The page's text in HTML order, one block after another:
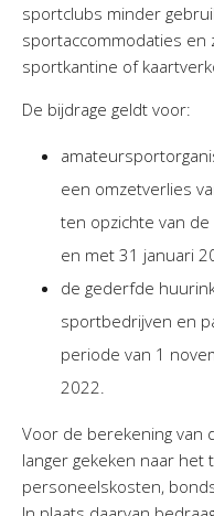
sportclubs minder
sportaccommodaties en
sportkantine of
De bijdrage geldt voor:
een omzetverlies
ten opzichte van
en met 31 januari
de gederfde
sportbedrijven en
periode van 1
2022.
Voor de berekening van
langer gekeken naar het
personeelskosten,